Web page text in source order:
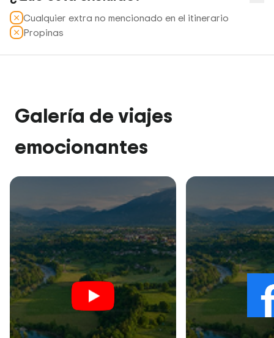
Cualquier extra no mencionado en el itinerario
Propinas
Galería de viajes
emocionantes